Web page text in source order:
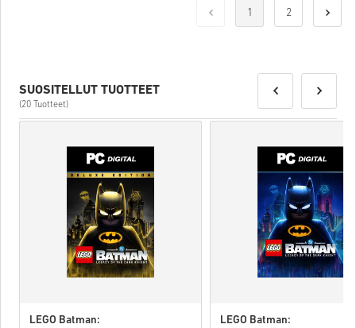
1 2
SUOSITELLUT TUOTTEET
(20 Tuotteet)
LEGO Batman:
LEGO Batman: